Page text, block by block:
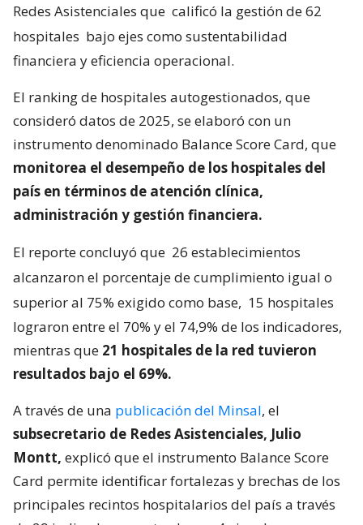
Redes Asistenciales que calificó la gestión de 62
hospitales bajo ejes como sustentabilidad
financiera y eficiencia operacional.
El ranking de hospitales autogestionados, que
consideró datos de 2025, se elaboró con un
instrumento denominado Balance Score Card, que
monitorea el desempeño de los hospitales del
país en términos de atención clínica,
administración y gestión financiera.
El reporte concluyó que 26 establecimientos
alcanzaron el porcentaje de cumplimiento igual o
superior al 75% exigido como base, 15 hospitales
lograron entre el 70% y el 74,9% de los indicadores,
mientras que 21 hospitales de la red tuvieron
resultados bajo el 69%.
A través de una publicación del Minsal, el
subsecretario de Redes Asistenciales, Julio
Montt, explicó que el instrumento Balance Score
Card permite identificar fortalezas y brechas de los
principales recintos hospitalarios del país a través